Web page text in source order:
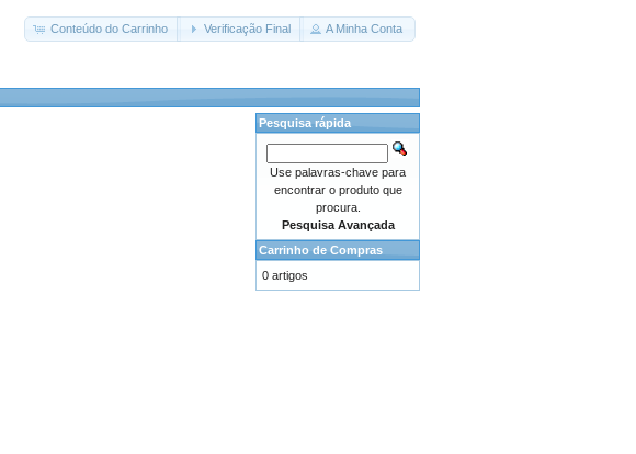
Conteúdo do Carrinho Verificação Final A Minha Conta
Pesquisa rápida
Use palavras-chave para
encontrar o produto que
procura.
Pesquisa Avançada
Carrinho de Compras
0 artigos